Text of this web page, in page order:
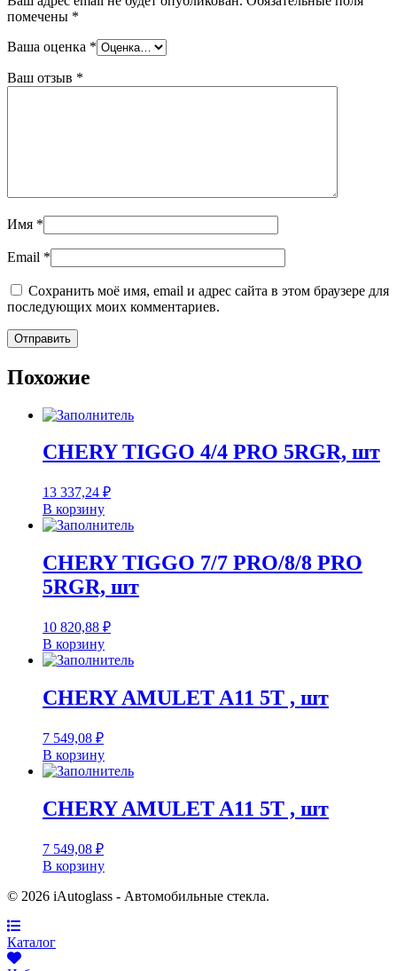
помечены *
Ваша оценка *
Ваш отзыв *
Имя *
Email *
Сохранить моё имя, email и адрес сайта в этом браузере для
последующих моих комментариев.
Похожие
CHERY TIGGO 4/4 PRO 5RGR, шт
13 337,24 ₽
В корзину
CHERY TIGGO 7/7 PRO/8/8 PRO
5RGR, шт
10 820,88 ₽
В корзину
CHERY AMULET A11 5T , шт
7 549,08 ₽
В корзину
CHERY AMULET A11 5T , шт
7 549,08 ₽
В корзину
© 2026 iAutoglass - Автомобильные стекла.
Каталог